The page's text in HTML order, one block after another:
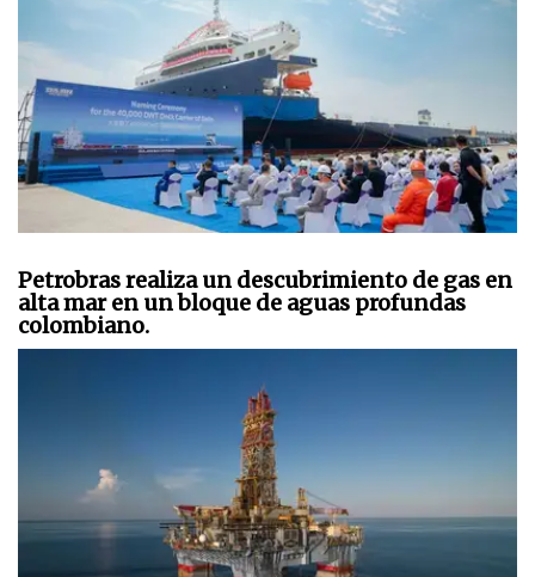
Petrobras realiza un descubrimiento de gas en
alta mar en un bloque de aguas profundas
colombiano.